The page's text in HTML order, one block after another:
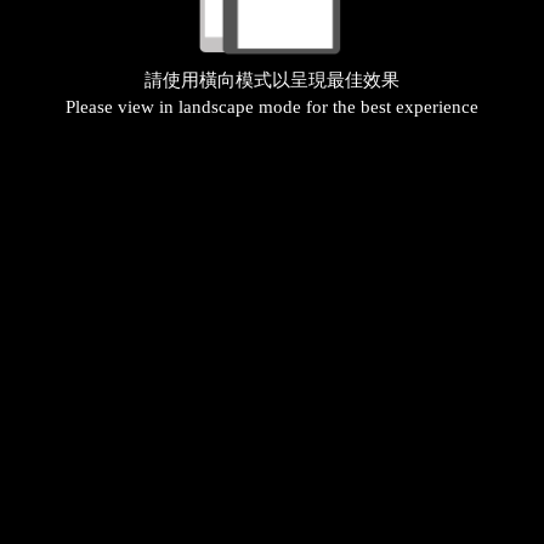
請使用橫向模式以呈現最佳效果
Please view in landscape mode for the best experience